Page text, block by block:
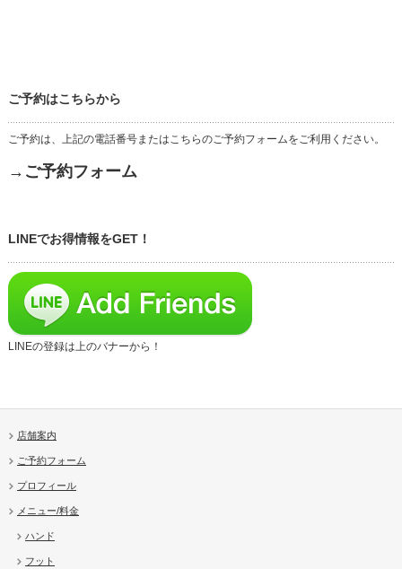
ご予約はこちらから
ご予約は、上記の電話番号またはこちらのご予約フォームをご利用ください。
→ご予約フォーム
LINEでお得情報をGET！
LINEの登録は上のバナーから！
店舗案内
ご予約フォーム
プロフィール
メニュー/料金
ハンド
フット